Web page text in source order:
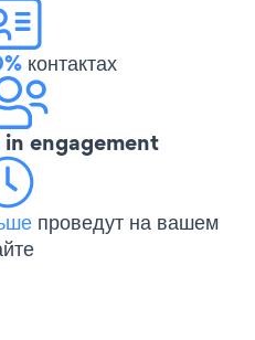
контактах
in engagement
проведут на вашем